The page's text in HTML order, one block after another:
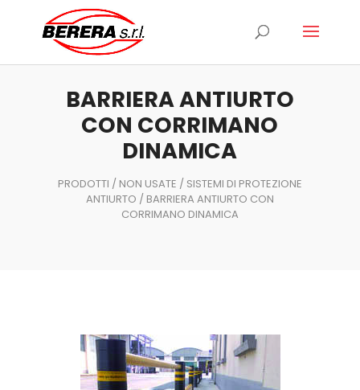
prodotti
BARRIERA ANTIURTO
CON CORRIMANO
DINAMICA
PRODOTTI / NON USATE / SISTEMI DI PROTEZIONE
ANTIURTO / BARRIERA ANTIURTO CON
CORRIMANO DINAMICA